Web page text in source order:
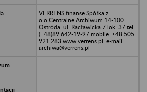
VERRENS finanse Spółka z
o.o.Centralne Archiwum 14-100
Ostróda, ul. Racławicka 7 lok. 37 tel.
(+48)89 642-19-97 mobile: +48 505
921 283 www.verrens.pl, e-mail:
archiwa@verrens.pl